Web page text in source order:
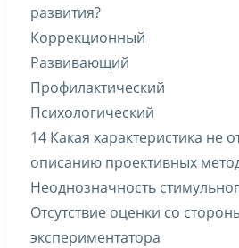
развития?
Коррекционный
Развивающий
Профилактический
Психологический
14 Какая характеристика не
описанию проективных
Неоднозначность
Отсутствие оценки со
экспериментатора